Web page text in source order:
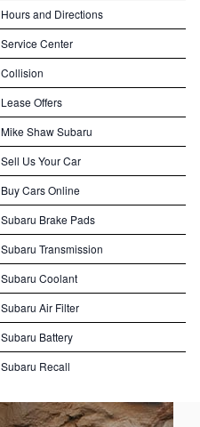
Hours and Directions
Service Center
Collision
Lease Offers
Mike Shaw Subaru
Sell Us Your Car
Buy Cars Online
Subaru Brake Pads
Subaru Transmission
Subaru Coolant
Subaru Air Filter
Subaru Battery
Subaru Recall